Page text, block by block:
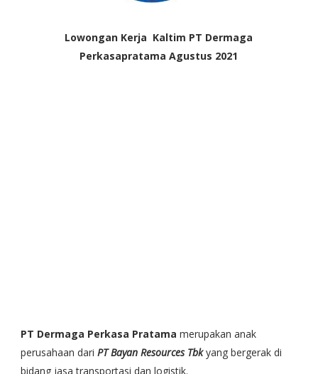
Lowongan Kerja Kaltim PT Dermaga
Perkasapratama Agustus 2021
PT Dermaga Perkasa Pratama merupakan anak
perusahaan dari PT Bayan Resources Tbkyang bergerak di
bidang jasa transportasi dan logistik.